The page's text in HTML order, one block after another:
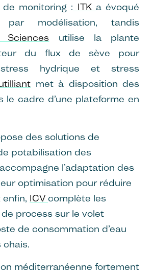
monitoring : ITK a évoqué
par modélisation, tandis
Sciences utilise la plante
du flux de sève pour
stress hydrique et stress
met à disposition des
le cadre d’une plateforme en
des solutions de
potabilisation des
accompagne l’adaptation des
optimisation pour réduire
ICV complète les
process sur le volet
de consommation d’eau
chais.
méditerranéenne fortement